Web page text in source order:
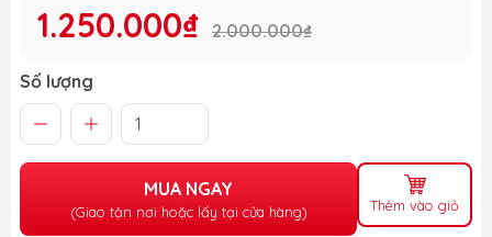
1.250.000₫ 2.000.000₫
Số lượng
MUA NGAY
(Giao tận nơi hoặc lấy tại cửa hàng) Thêm vào giỏ